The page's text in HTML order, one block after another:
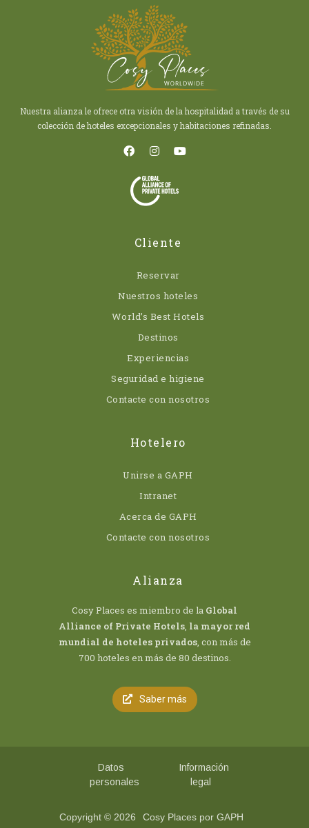
Nuestra alianza le ofrece otra visión de la hospitalidad a través de su
colección de hoteles excepcionales y habitaciones refinadas.
Cliente
Reservar
Nuestros hoteles
World’s Best Hotels
Destinos
Experiencias
Seguridad e higiene
Contacte con nosotros
Hotelero
Unirse a GAPH
Intranet
Acerca de GAPH
Contacte con nosotros
Alianza
Cosy Places es miembro de la Global
Alliance of Private Hotels la mayor red
mundial de hoteles privados, con más de
700 hoteles en más de 80 destinos.
Saber más
Copyright © 2026 Cosy Places por GAPH
Datos
personales
Información
legal